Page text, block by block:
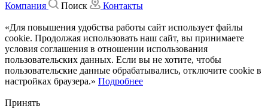
Компания
Поиск Контакты
«Для повышения удобства работы сайт использует файлы
cookie. Продолжая использовать наш сайт, вы принимаете
условия соглашения в отношении использования
пользовательских данных. Если вы не хотите, чтобы
пользовательские данные обрабатывались, отключите cookie в
настройках браузера.» Подробнее
Принять